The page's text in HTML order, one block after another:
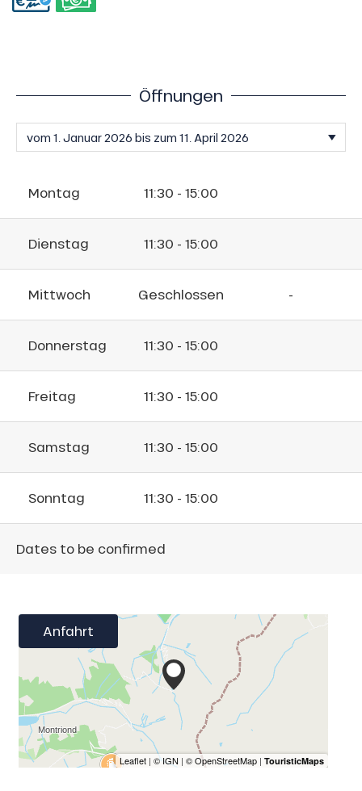
Öffnungen
Montag 11:30 - 15:00
Dienstag 11:30 - 15:00
Mittwoch Geschlossen -
Donnerstag 11:30 - 15:00
Freitag 11:30 - 15:00
Samstag 11:30 - 15:00
Sonntag 11:30 - 15:00
Dates to be confirmed
Anfahrt